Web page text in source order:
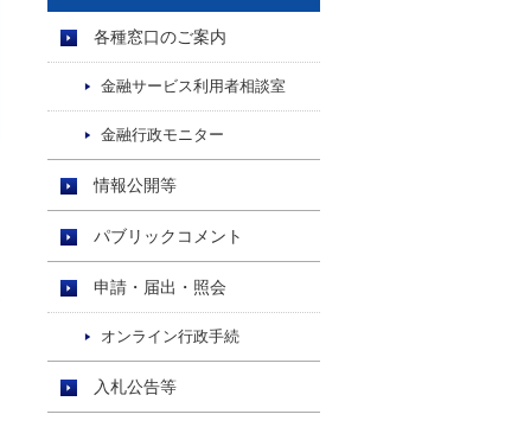
各種窓口のご案内
金融サービス利用者相談室
金融行政モニター
情報公開等
パブリックコメント
申請・届出・照会
オンライン行政手続
入札公告等